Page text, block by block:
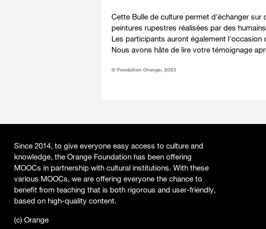
Cette Bulle de culture permet d'échanger
peintures rupestres réalisées par des
Les participants auront également
Nous avons hâte de lire votre témoignage
© Fondation Orange, 2023
Since 2014, to give everyone easy access to culture and
knowledge, the Orange Foundation has been offering
MOOCs in partnership with cultural institutions. With these
various MOOCs, we are offering everyone the chance to
benefit from teaching that is both rigorous and user-friendly,
based on high-quality content.
(c) Orange